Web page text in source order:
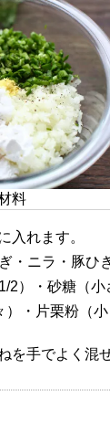
料
入れます。
・ニラ・豚ひ
2）・砂糖（
・片栗粉（小
を手でよく混